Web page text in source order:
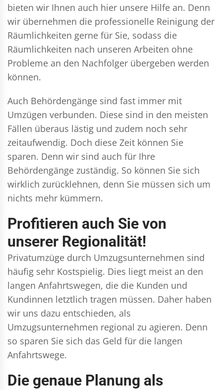
bieten wir Ihnen auch hier unsere Hilfe an. Denn
wir übernehmen die professionelle Reinigung der
Räumlichkeiten gerne für Sie, sodass die
Räumlichkeiten nach unseren Arbeiten ohne
Probleme an den Nachfolger übergeben werden
können.
Auch Behördengänge sind fast immer mit
Umzügen verbunden. Diese sind in den meisten
Fällen überaus lästig und zudem noch sehr
zeitaufwendig. Doch diese Zeit können Sie
sparen. Denn wir sind auch für Ihre
Behördengänge zuständig. So können Sie sich
wirklich zurücklehnen, denn Sie müssen sich um
nichts mehr kümmern.
Profitieren auch Sie von
unserer Regionalität!
Privatumzüge durch Umzugsunternehmen sind
häufig sehr Kostspielig. Dies liegt meist an den
langen Anfahrtswegen, die die Kunden und
Kundinnen letztlich tragen müssen. Daher haben
wir uns dazu entschieden, als
Umzugsunternehmen regional zu agieren. Denn
so sparen Sie sich das Geld für die langen
Anfahrtswege.
Die genaue Planung als